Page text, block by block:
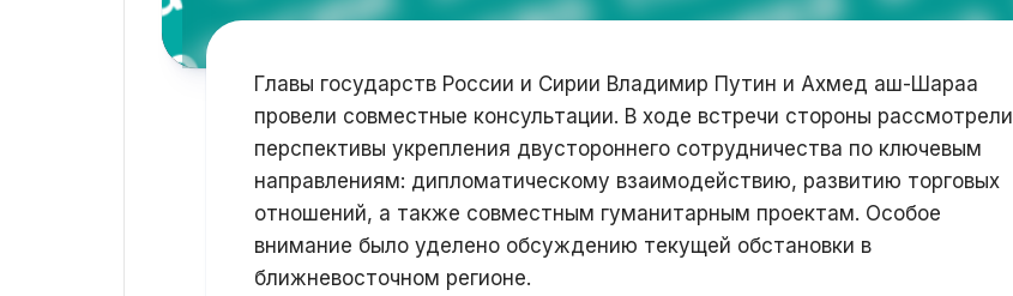
Главы государств России и Сирии Владимир Путин и Ахмед аш-Шараа
провели совместные консультации. В ходе встречи стороны рассмотрели
перспективы укрепления двустороннего сотрудничества по ключевым
направлениям: дипломатическому взаимодействию, развитию торговых
отношений, а также совместным гуманитарным проектам. Особое
внимание было уделено обсуждению текущей обстановки в
ближневосточном регионе.